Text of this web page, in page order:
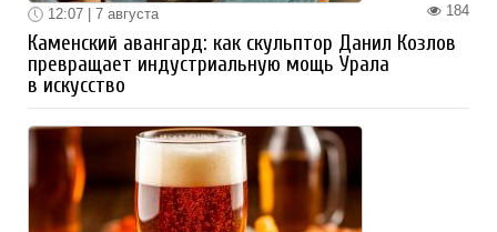
184
12:07 | 7 августа
Каменский авангард: как скульптор Данил Козлов
превращает индустриальную мощь Урала
в искусство